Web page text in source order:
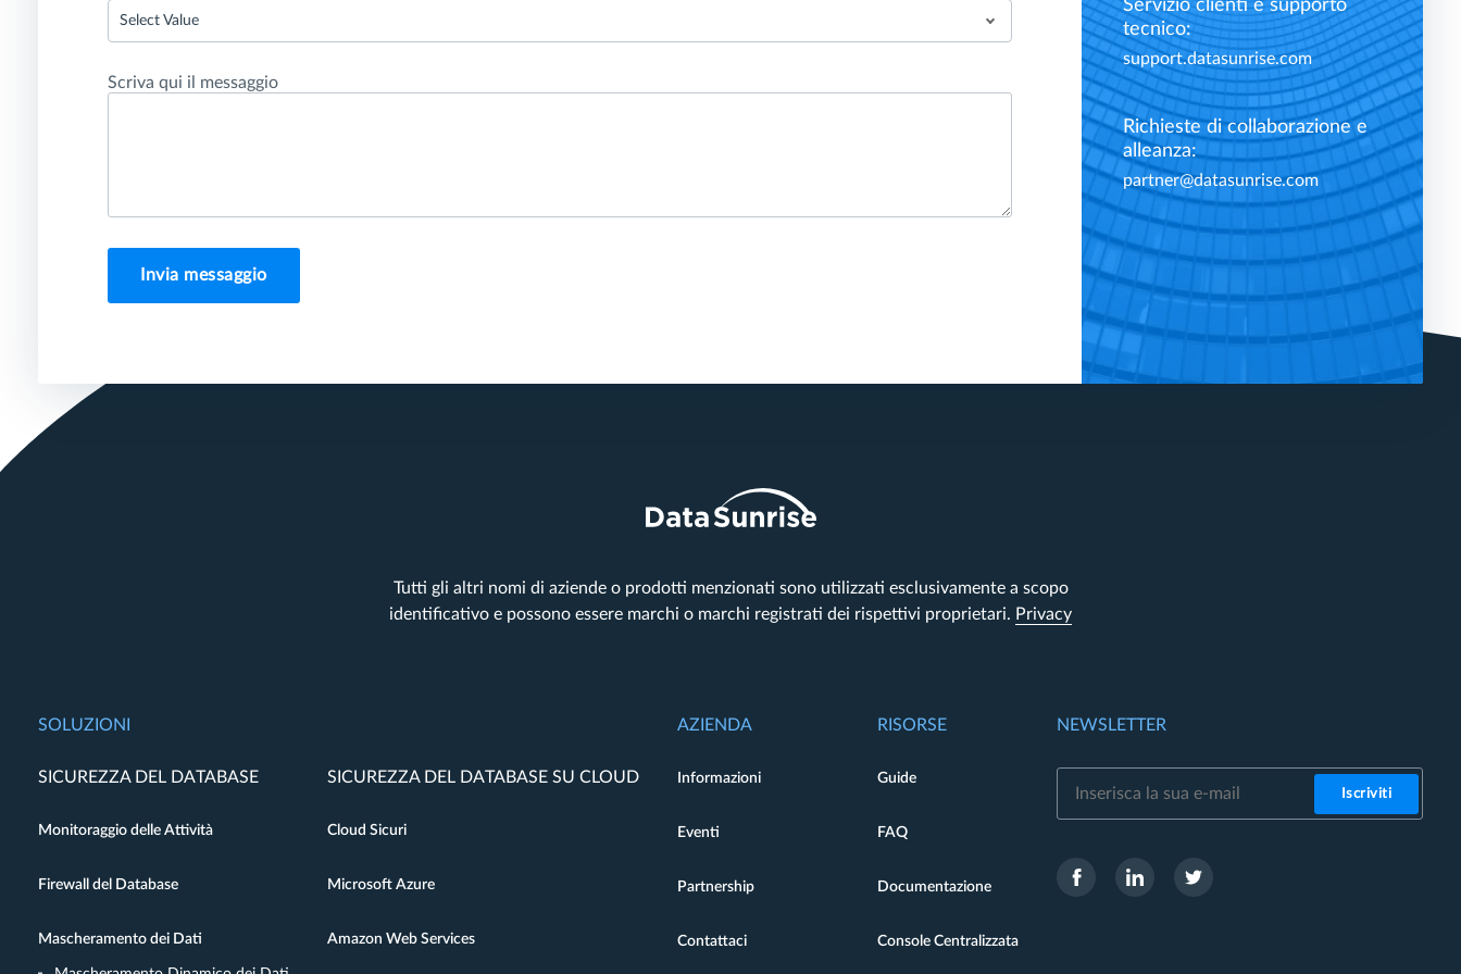
Select Value
Scriva qui il messaggio
Invia messaggio
Servizio clienti e supporto
tecnico:
support.datasunrise.com
Richieste di collaborazione e
alleanza:
partner@datasunrise.com
Tutti gli altri nomi di aziende o prodotti menzionati sono utilizzati esclusivamente a scopo
identificativo e possono essere marchi o marchi registrati dei rispettivi proprietari. Privacy
SOLUZIONI
SICUREZZA DEL DATABASE
Monitoraggio delle Attività
Firewall del Database
Mascheramento dei Dati
SICUREZZA DEL DATABASE SU CLOUD
Cloud Sicuri
Microsoft Azure
Amazon Web Services
AZIENDA
Informazioni
Eventi
Partnership
Contattaci
RISORSE
Guide
FAQ
Documentazione
Console Centralizzata
NEWSLETTER
Iscriviti